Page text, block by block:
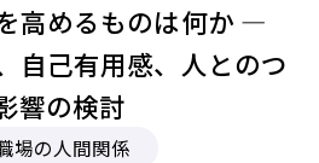
高めるものは何か ―
自己有用感、人とのつ
響の検討
場の人間関係